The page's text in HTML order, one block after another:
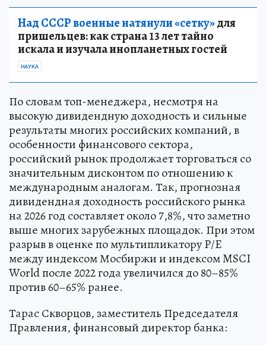
Над СССР военные натянули «сетку»для
пришельцев: как страна 13 лет тайно
искала и изучала инопланетных гостей
НАУКА
По словам топ-менеджера, несмотря на
высокую дивидендную доходность и сильные
результаты многих российских компаний, в
особенности финансового сектора,
российский рынок продолжает торговаться со
значительным дисконтом по отношению к
международным аналогам. Так, прогнозная
дивидендная доходность российского рынка
на 2026 год составляет около 7,8%, что заметно
выше многих зарубежных площадок. При этом
разрыв в оценке по мультипликатору P/E
между индексом Мосбиржи и индексом MSCI
World после 2022 года увеличился до 80–85%
против 60–65% ранее.
Тарас Скворцов, заместитель Председателя
Правления, финансовый директор банка: